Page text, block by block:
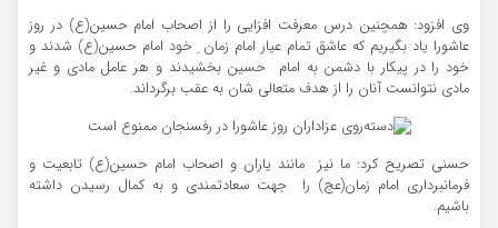
وی افزود: همچنین درس معرفت افزایی را از اصحاب امام حسین(ع) در روز
عاشورا یاد بگیریم که عاشق تمام عیار امام زمان ِ خود امام حسین(ع) شدند و
خود را در پیکار با دشمن به امام حسین بخشیدند و هر عامل مادی و غیر
مادی نتوانست آنان را از هدف متعالی شان به عقب برگرداند.
حسنی تصریح کرد: ما نیز مانند یاران و اصحاب امام حسین(ع) تابعیت و
فرمانبرداری امام زمان(عج) را جهت سعادتمندی و به کمال رسیدن داشته
باشیم.